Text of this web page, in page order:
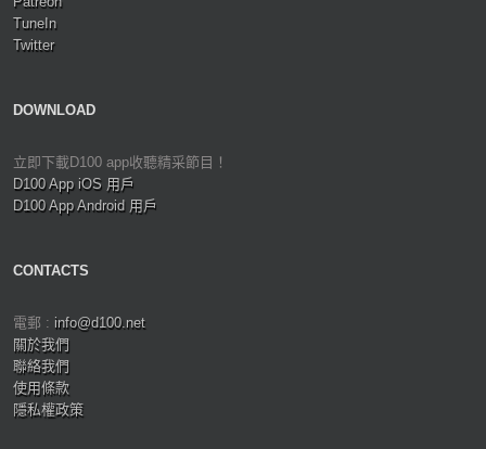
TuneIn
Twitter
DOWNLOAD
立即下載D100 app收聽精采節目！
D100 App iOS 用戶
D100 App Android 用戶
CONTACTS
電郵 : info@d100.net
關於我們
聯絡我們
使用條款
隱私權政策